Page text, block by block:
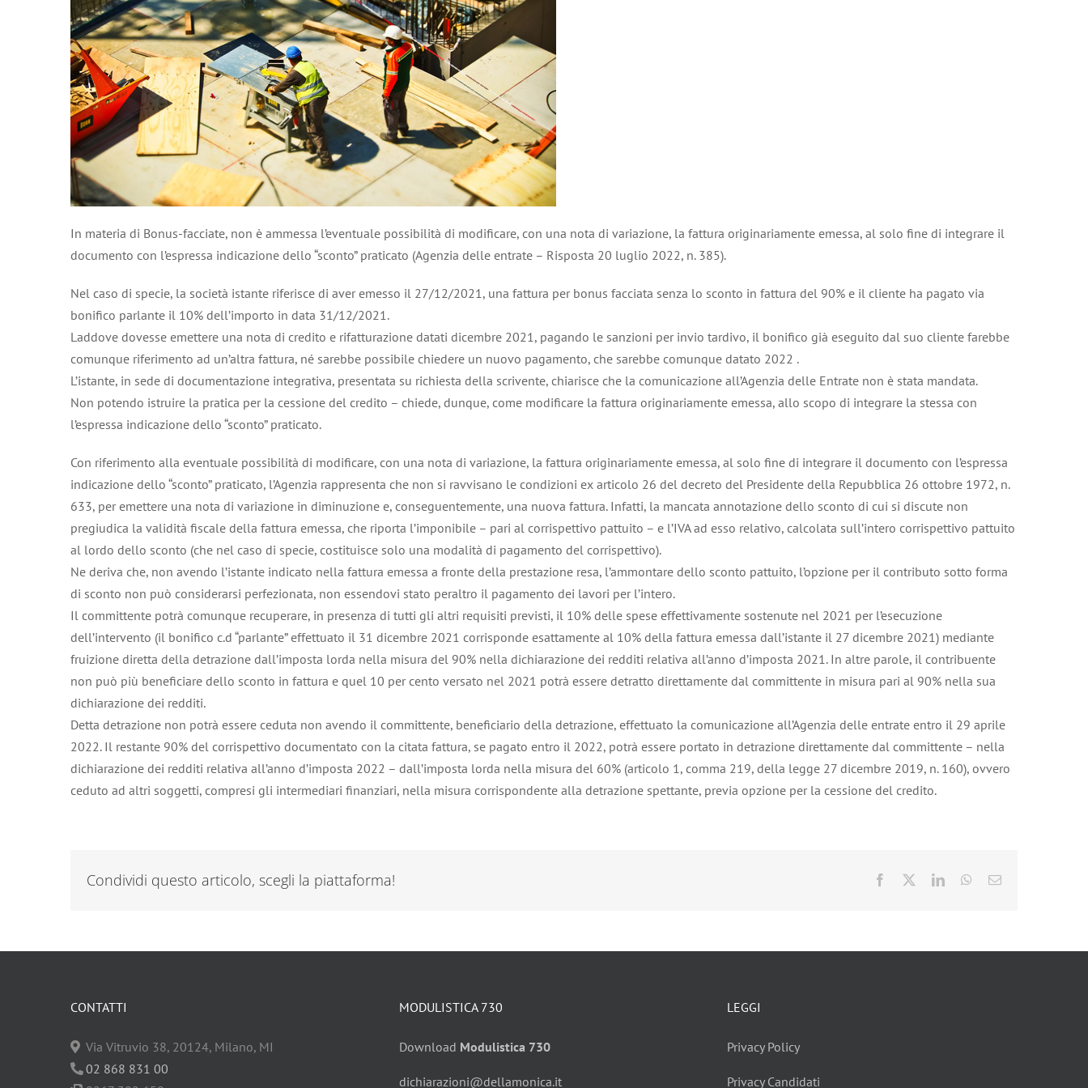
In materia di Bonus-facciate, non è ammessa l’eventuale possibilità di modificare, con una nota di variazione, la fattura originariamente emessa, al solo fine di integrare il
documento con l’espressa indicazione dello “sconto” praticato (Agenzia delle entrate – Risposta 20 luglio 2022, n. 385).
Nel caso di specie, la società istante riferisce di aver emesso il 27/12/2021, una fattura per bonus facciata senza lo sconto in fattura del 90% e il cliente ha pagato via
bonifico parlante il 10% dell’importo in data 31/12/2021.
Laddove dovesse emettere una nota di credito e rifatturazione datati dicembre 2021, pagando le sanzioni per invio tardivo, il bonifico già eseguito dal suo cliente farebbe
comunque riferimento ad un’altra fattura, né sarebbe possibile chiedere un nuovo pagamento, che sarebbe comunque datato 2022 .
L’istante, in sede di documentazione integrativa, presentata su richiesta della scrivente, chiarisce che la comunicazione all’Agenzia delle Entrate non è stata mandata.
Non potendo istruire la pratica per la cessione del credito – chiede, dunque, come modificare la fattura originariamente emessa, allo scopo di integrare la stessa con
l’espressa indicazione dello “sconto” praticato.
Con riferimento alla eventuale possibilità di modificare, con una nota di variazione, la fattura originariamente emessa, al solo fine di integrare il documento con l’espressa
indicazione dello “sconto” praticato, l’Agenzia rappresenta che non si ravvisano le condizioni ex articolo 26 del decreto del Presidente della Repubblica 26 ottobre 1972, n.
633, per emettere una nota di variazione in diminuzione e, conseguentemente, una nuova fattura. Infatti, la mancata annotazione dello sconto di cui si discute non
pregiudica la validità fiscale della fattura emessa, che riporta l’imponibile – pari al corrispettivo pattuito – e l’IVA ad esso relativo, calcolata sull’intero corrispettivo pattuito
al lordo dello sconto (che nel caso di specie, costituisce solo una modalità di pagamento del corrispettivo).
Ne deriva che, non avendo l’istante indicato nella fattura emessa a fronte della prestazione resa, l’ammontare dello sconto pattuito, l’opzione per il contributo sotto forma
di sconto non può considerarsi perfezionata, non essendovi stato peraltro il pagamento dei lavori per l’intero.
Il committente potrà comunque recuperare, in presenza di tutti gli altri requisiti previsti, il 10% delle spese effettivamente sostenute nel 2021 per l’esecuzione
dell’intervento (il bonifico c.d “parlante” effettuato il 31 dicembre 2021 corrisponde esattamente al 10% della fattura emessa dall’istante il 27 dicembre 2021) mediante
fruizione diretta della detrazione dall’imposta lorda nella misura del 90% nella dichiarazione dei redditi relativa all’anno d’imposta 2021. In altre parole, il contribuente
non può più beneficiare dello sconto in fattura e quel 10 per cento versato nel 2021 potrà essere detratto direttamente dal committente in misura pari al 90% nella sua
dichiarazione dei redditi.
Detta detrazione non potrà essere ceduta non avendo il committente, beneficiario della detrazione, effettuato la comunicazione all’Agenzia delle entrate entro il 29 aprile
2022. Il restante 90% del corrispettivo documentato con la citata fattura, se pagato entro il 2022, potrà essere portato in detrazione direttamente dal committente – nella
dichiarazione dei redditi relativa all’anno d’imposta 2022 – dall’imposta lorda nella misura del 60% (articolo 1, comma 219, della legge 27 dicembre 2019, n. 160), ovvero
ceduto ad altri soggetti, compresi gli intermediari finanziari, nella misura corrispondente alla detrazione spettante, previa opzione per la cessione del credito.
Condividi questo articolo, scegli la piattaforma! Facebook LinkedInWhatsApp
Email
CONTATTI
Via Vitruvio 38, 20124, Milano, MI
02 868 831 00
MODULISTICA 730
Download Modulistica 730
dichiarazioni@dellamonica.it
LEGGI
Privacy Policy
Privacy Candidati